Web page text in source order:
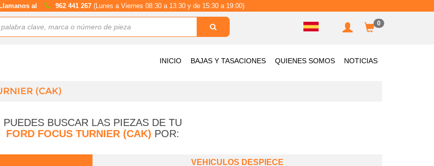
al 962 441 267 (Lunes a Viernes 08:30 a 13:30 y de 15:30 a 19:00)
0
INICIO BAJAS Y TASACIONES QUIENES SOMOS NOTICIAS
(CAK)
PUEDES BUSCAR LAS PIEZAS DE TU
FORD FOCUS TURNIER (CAK) POR:
VEHICULOS DESPIECE